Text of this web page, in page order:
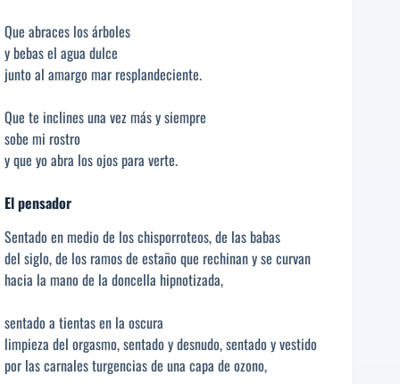
Que abraces los árboles
y bebas el agua dulce
junto al amargo mar resplandeciente.
Que te inclines una vez más y siempre
sobe mi rostro
y que yo abra los ojos para verte.
El pensador
Sentado en medio de los chisporroteos, de las babas
del siglo, de los ramos de estaño que rechinan y se curvan
hacia la mano de la doncella hipnotizada,
sentado a tientas en la oscura
limpieza del orgasmo, sentado y desnudo, sentado y vestido
por las carnales turgencias de una capa de ozono,